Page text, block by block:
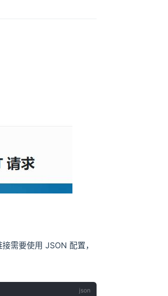
需要使用 JSON 配置，